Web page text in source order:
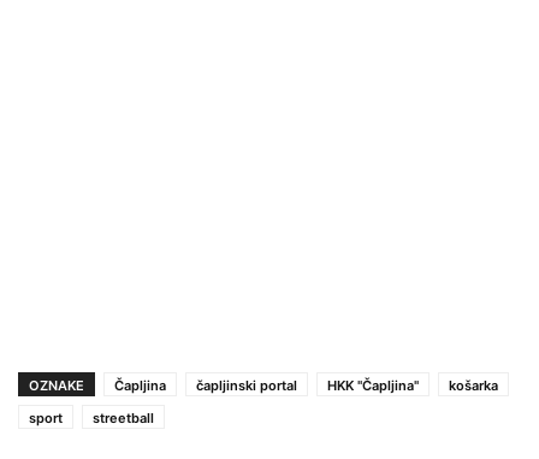
OZNAKE Čapljina čapljinski portal HKK ''Čapljina''
košarka
sport
streetball